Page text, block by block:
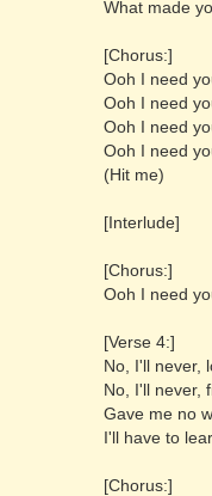
What made
[Chorus:]
Ooh I need
Ooh I need
Ooh I need
Ooh I need
(Hit me)
[Interlude]
[Chorus:]
Ooh I need
[Verse 4:]
No, I'll never,
No, I'll never,
Gave me no
I'll have to
[Chorus:]